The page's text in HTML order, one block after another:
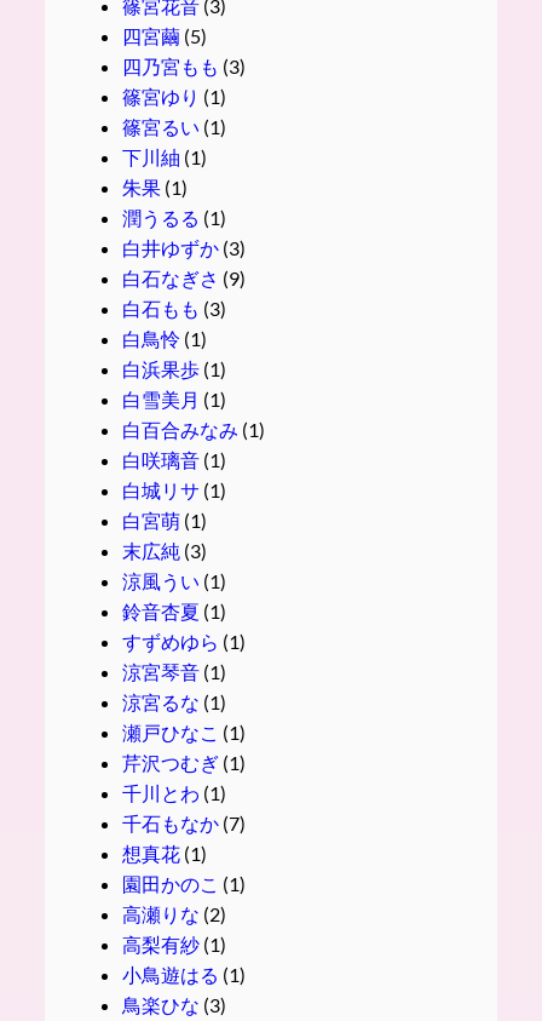
篠宮花音(3)
四宮繭(5)
四乃宮もも (3)
篠宮ゆり (1)
篠宮るい (1)
下川紬 (1)
朱果(1)
潤うるる (1)
白井ゆずか(3)
白石なぎさ (9)
白石もも (3)
白鳥怜(1)
白浜果歩(1)
白雪美月 (1)
白百合みなみ (1)
白咲璃音(1)
白城リサ (1)
白宮萌(1)
末広純 (3)
涼風うい (1)
鈴音杏夏 (1)
すずめゆら (1)
涼宮琴音(1)
涼宮るな (1)
瀬戸ひなこ (1)
芹沢つむぎ(1)
千川とわ (1)
千石もなか(7)
想真花(1)
園田かのこ (1)
高瀬りな (2)
高梨有紗(1)
小鳥遊はる (1)
鳥楽ひな (3)